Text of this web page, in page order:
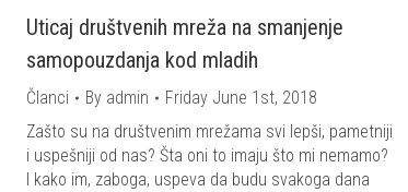
Uticaj društvenih mreža na smanjenje
samopouzdanja kod mladih
Članci By admin
Friday June 1st, 2018
Zašto su na društvenim mrežama svi lepši, pametniji
i uspešniji od nas? Šta oni to imaju što mi nemamo?
I kako im, zaboga, uspeva da budu svakoga dana